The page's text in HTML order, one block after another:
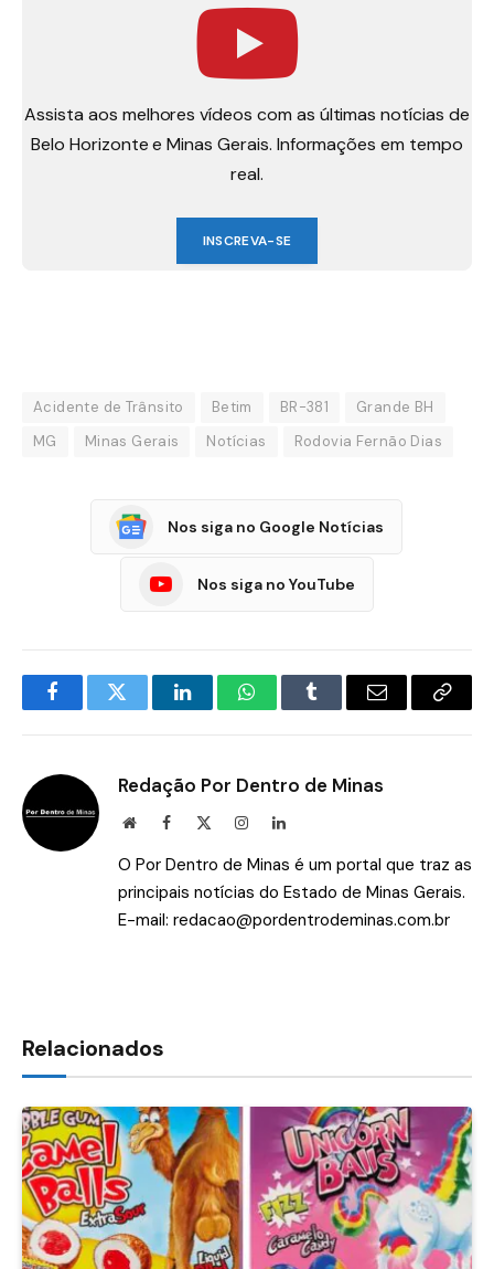
Assista aos melhores vídeos com as últimas notícias de
Belo Horizonte e Minas Gerais. Informações em tempo
real.
INSCREVA-SE
Acidente de Trânsito Betim BR-381
Grande BH
MG
Minas Gerais Notícias Rodovia Fernão Dias
Nos siga no Google Notícias
Nos siga no YouTube
FacebookTwitter LinkedInWhatsAppTumblr E-
Copiar
Redação Por Dentro de Minas
Site Facebook InstagramLinkedIn
O Por Dentro de Minas é um portal que traz as
principais notícias do Estado de Minas Gerais.
E-mail: redacao@pordentrodeminas.com.br
Relacionados